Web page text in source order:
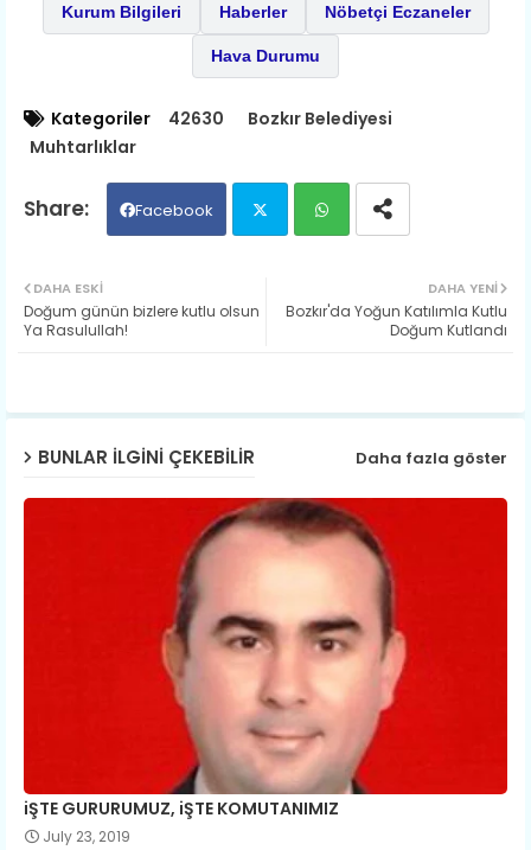
Kurum Bilgileri Haberler Nöbetçi Eczaneler
Hava Durumu
Kategoriler 42630
Bozkır Belediyesi
Muhtarlıklar
Facebook
ter ats
p
DAHA YENI
Bozkır'da Yoğun Katılımla Kutlu
Doğum Kutlandı
DAHA ESKI
Doğum günün bizlere kutlu olsun
Ya Rasulullah!
BUNLAR ILGINI ÇEKEBILIR Daha fazla göster
iŞTE GURURUMUZ, iŞTE KOMUTANIMIZ
July 23, 2019